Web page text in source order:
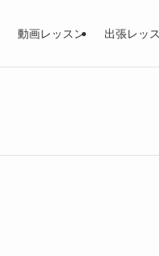
動画レッスン 出張レッ